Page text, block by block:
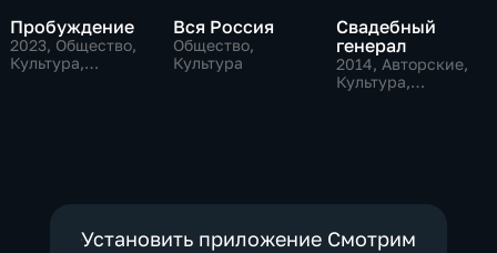
Пробуждение
2023, Общество,
Культура,
Вся Россия
Общество,
Культура
Свадебный
генерал
2014, Авторские,
Культура,
Установить приложение Смотрим